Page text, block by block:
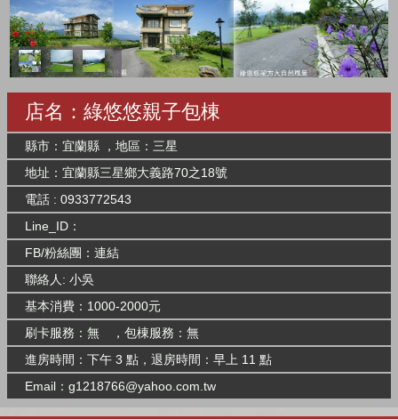
店名：綠悠悠親子包棟
縣市：宜蘭縣 ，地區：三星
地址：宜蘭縣三星鄉大義路70之18號
電話 : 0933772543
Line_ID：
FB/粉絲團： 連結
聯絡人: 小吳
基本消費：1000-2000元
刷卡服務：無 ，包棟服務：無
進房時間：下午 3 點，退房時間：早上 11 點
Email： g1218766@yahoo.com.tw